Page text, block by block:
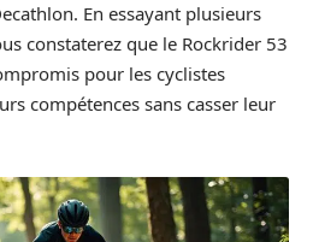
En essayant plusieurs
constaterez que le Rockrider 53
pour les cyclistes
compétences sans casser leur